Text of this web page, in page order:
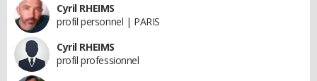
Cyril RHEIMS
profil personnel | PARIS
Cyril RHEIMS
profil professionnel